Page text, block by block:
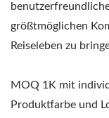
größtmöglichen
Reiseleben zu
MOQ 1K mit
Produktfarbe und